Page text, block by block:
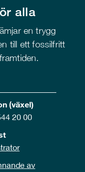
alla
en trygg
till ett fossilfritt
(växel)
20 00
av